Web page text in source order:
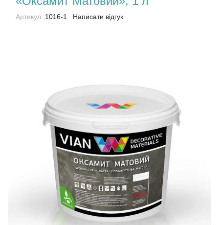
Артикул: 1016-1 Написати відгук